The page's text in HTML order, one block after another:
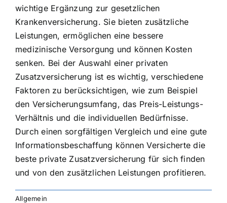
wichtige Ergänzung zur gesetzlichen
Krankenversicherung. Sie bieten zusätzliche
Leistungen, ermöglichen eine bessere
medizinische Versorgung und können Kosten
senken. Bei der Auswahl einer privaten
Zusatzversicherung ist es wichtig, verschiedene
Faktoren zu berücksichtigen, wie zum Beispiel
den Versicherungsumfang, das Preis-Leistungs-
Verhältnis und die individuellen Bedürfnisse.
Durch einen sorgfältigen Vergleich und eine gute
Informationsbeschaffung können Versicherte die
beste private Zusatzversicherung für sich finden
und von den zusätzlichen Leistungen profitieren.
Allgemein